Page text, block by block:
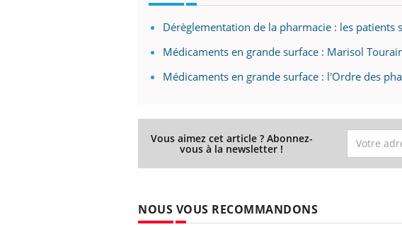
Dérèglementation de la pharmacie : les patients
Médicaments en grande surface : Marisol
Médicaments en grande surface : l'Ordre des
Vous aimez cet article ? Abonnez-
vous à la newsletter !
NOUS VOUS RECOMMANDONS